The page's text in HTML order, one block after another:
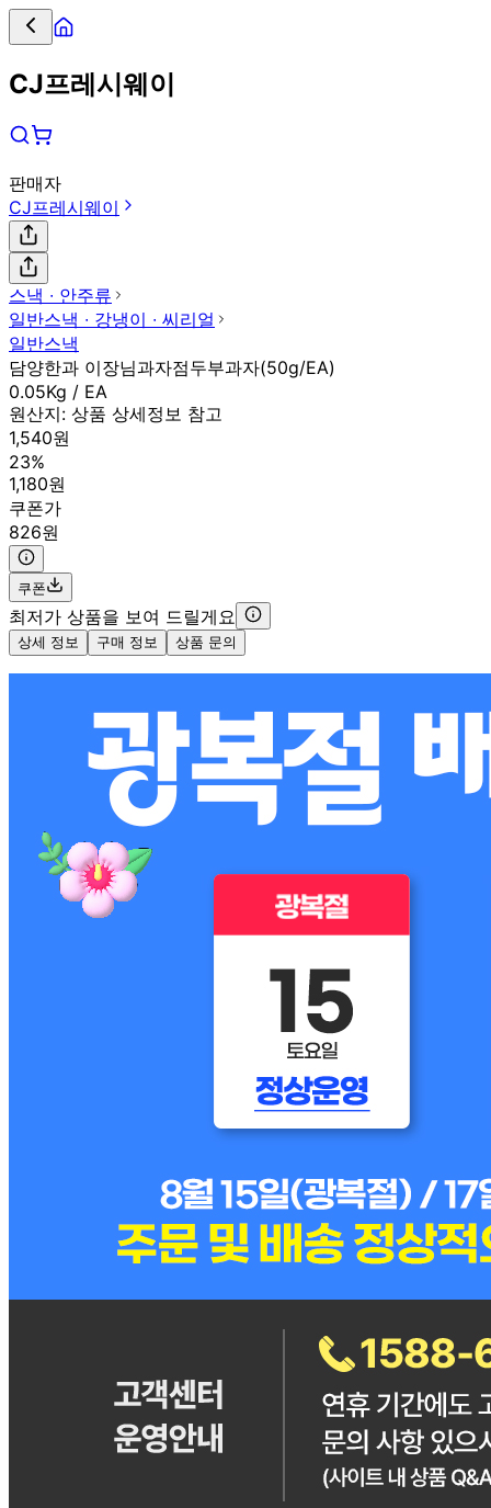
CJ프레시웨이
판매자
CJ프레시웨이
스낵 ∙ 안주류
일반스낵 ∙ 강냉이 ∙ 씨리얼
일반스낵
담양한과 이장님과자점두부과자(50g/EA)
0.05Kg / EA
원산지: 상품 상세정보 참고
1,540원
23%
1,180원
쿠폰가
826원
쿠폰
최저가 상품을 보여 드릴게요
상세 정보 구매 정보 상품 문의